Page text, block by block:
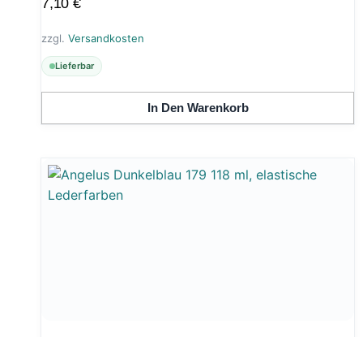
zzgl. Versandkosten
Lieferbar
In Den Warenkorb